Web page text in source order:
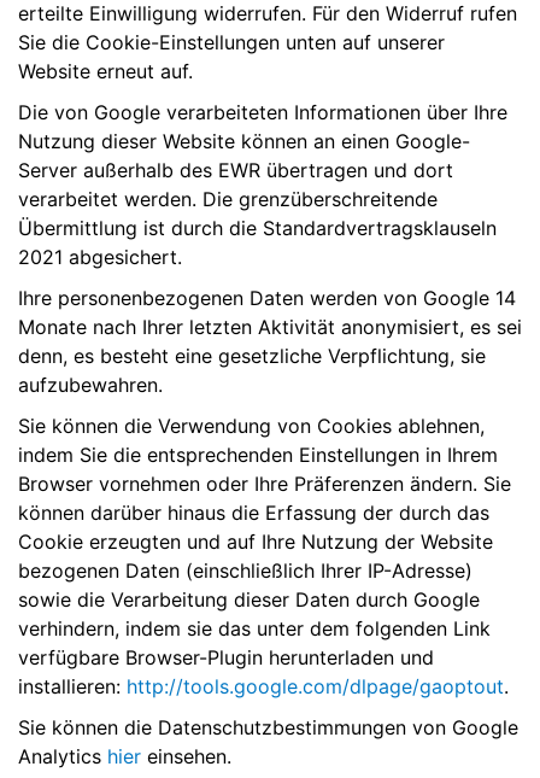
erteilte Einwilligung widerrufen. Für den Widerruf rufen
Sie die Cookie-Einstellungen unten auf unserer
Website erneut auf.
Die von Google verarbeiteten Informationen über Ihre
Nutzung dieser Website können an einen Google-
Server außerhalb des EWR übertragen und dort
verarbeitet werden. Die grenzüberschreitende
Übermittlung ist durch die Standardvertragsklauseln
2021 abgesichert.
Ihre personenbezogenen Daten werden von Google 14
Monate nach Ihrer letzten Aktivität anonymisiert, es sei
denn, es besteht eine gesetzliche Verpflichtung, sie
aufzubewahren.
Sie können die Verwendung von Cookies ablehnen,
indem Sie die entsprechenden Einstellungen in Ihrem
Browser vornehmen oder Ihre Präferenzen ändern. Sie
können darüber hinaus die Erfassung der durch das
Cookie erzeugten und auf Ihre Nutzung der Website
bezogenen Daten (einschließlich Ihrer IP-Adresse)
sowie die Verarbeitung dieser Daten durch Google
verhindern, indem sie das unter dem folgenden Link
verfügbare Browser-Plugin herunterladen und
installieren: http://tools.google.com/dlpage/gaoptout.
Sie können die Datenschutzbestimmungen von Google
Analytics hier einsehen.